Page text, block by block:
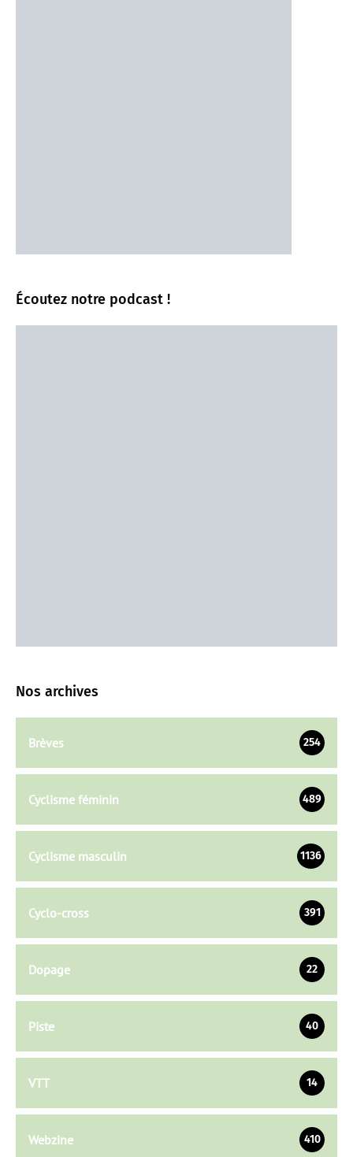
Écoutez notre podcast !
Nos archives
Brèves 254
Cyclisme féminin 489
Cyclisme masculin 1136
Cyclo-cross 391
Dopage 22
Piste 40
VTT 14
Webzine 410